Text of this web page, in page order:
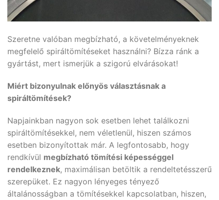
Szeretne valóban megbízható, a követelményeknek
megfelelő spiráltömítéseket használni? Bízza ránk a
gyártást, mert ismerjük a szigorú elvárásokat!
Miért bizonyulnak előnyös választásnak a
spiráltömítések?
Napjainkban nagyon sok esetben lehet találkozni
spiráltömítésekkel, nem véletlenül, hiszen számos
esetben bizonyítottak már. A legfontosabb, hogy
rendkívül megbízható tömítési képességgel
rendelkeznek, maximálisan betöltik a rendeltetésszerű
szerepüket. Ez nagyon lényeges tényező
általánosságban a tömítésekkel kapcsolatban, hiszen,